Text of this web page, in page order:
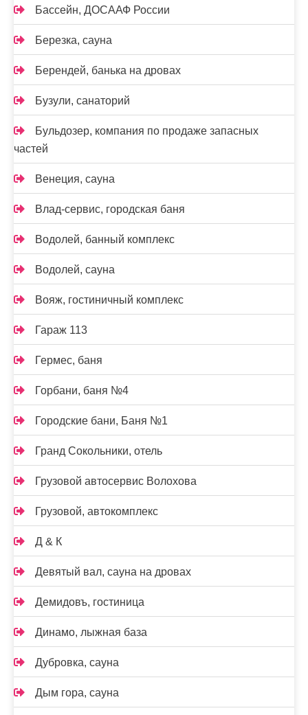
Бассейн, ДОСААФ России
Березка, сауна
Берендей, банька на дровах
Бузули, санаторий
Бульдозер, компания по продаже запасных
частей
Венеция, сауна
Влад-сервис, городская баня
Водолей, банный комплекс
Водолей, сауна
Вояж, гостиничный комплекс
Гараж 113
Гермес, баня
Горбани, баня №4
Городские бани, Баня №1
Гранд Сокольники, отель
Грузовой автосервис Волохова
Грузовой, автокомплекс
Д & К
Девятый вал, сауна на дровах
Демидовъ, гостиница
Динамо, лыжная база
Дубровка, сауна
Дым гора, сауна